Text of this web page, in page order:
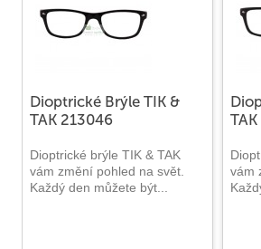
Dioptrické Brýle TIK &
TAK 213046
Dioptrické brýle TIK & TAK
vám změní pohled na svět.
Každý den můžete být...
vám